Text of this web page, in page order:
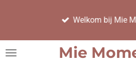
hoofdinhoud
Mie
Welkom bij Mie